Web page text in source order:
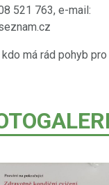
521 763, e-mail:
má rád pohyb